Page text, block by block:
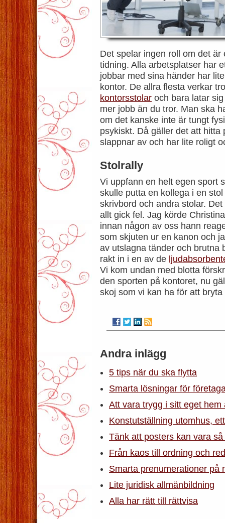
Det spelar ingen roll om det
tidning. Alla arbetsplatser har
jobbar med sina händer har
kontor. De allra flesta verkar
kontorsstolar och bara latar
mer jobb än du tror. Man ska
om det kanske inte är tungt
psykiskt. Då gäller det att hitta
slappnar av och har lite roligt
Stolrally
Vi uppfann en helt egen sport
skulle putta en kollega i en
skrivbord och andra stolar.
allt gick fel. Jag körde
innan någon av oss hann
som skjuten ur en kanon och
av utslagna tänder och brutna
rakt in i en av de
Vi kom undan med blotta
den sporten på kontoret, nu
skoj som vi kan ha för att
Andra inlägg
5 tips när du ska flytta
Smarta lösningar för
Att vara trygg i sitt eget hem
Konstutställning utomhus,
Tänk att posters kan vara
Från kaos till ordning och
Smarta prenumerationer på
Lite juridisk allmänbildning
Alla har rätt till rättvisa